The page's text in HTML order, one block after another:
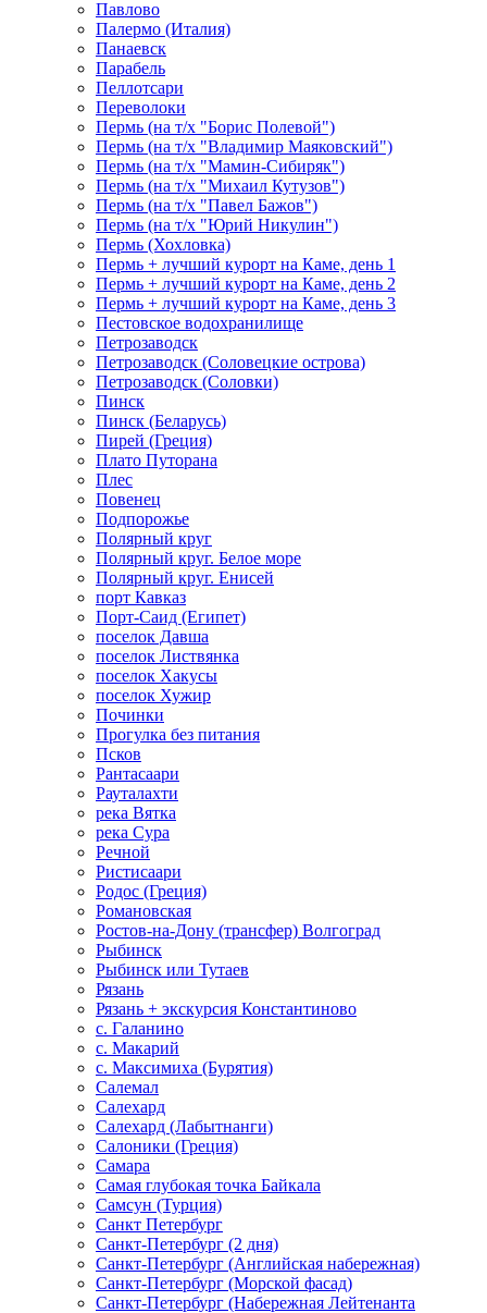
Павлово
Палермо (Италия)
Панаевск
Парабель
Пеллотсари
Переволоки
Пермь (на т/х "Борис Полевой")
Пермь (на т/х "Владимир Маяковский")
Пермь (на т/х "Мамин-Сибиряк")
Пермь (на т/х "Михаил Кутузов")
Пермь (на т/х "Павел Бажов")
Пермь (на т/х "Юрий Никулин")
Пермь (Хохловка)
Пермь + лучший курорт на Каме, день 1
Пермь + лучший курорт на Каме, день 2
Пермь + лучший курорт на Каме, день 3
Пестовское водохранилище
Петрозаводск
Петрозаводск (Соловецкие острова)
Петрозаводск (Соловки)
Пинск
Пинск (Беларусь)
Пирей (Греция)
Плато Путорана
Плес
Повенец
Подпорожье
Полярный круг
Полярный круг. Белое море
Полярный круг. Енисей
порт Кавказ
Порт-Саид (Египет)
поселок Давша
поселок Листвянка
поселок Хакусы
поселок Хужир
Починки
Прогулка без питания
Псков
Рантасаари
Рауталахти
река Вятка
река Сура
Речной
Ристисаари
Родос (Греция)
Романовская
Ростов-на-Дону (трансфер) Волгоград
Рыбинск
Рыбинск или Тутаев
Рязань
Рязань + экскурсия Константиново
с. Галанино
с. Макарий
с. Максимиха (Бурятия)
Салемал
Салехард
Салехард (Лабытнанги)
Салоники (Греция)
Самара
Самая глубокая точка Байкала
Самсун (Турция)
Санкт Петербург
Санкт-Петербург (2 дня)
Санкт-Петербург (Английская набережная)
Санкт-Петербург (Морской фасад)
Санкт-Петербург (Набережная Лейтенанта